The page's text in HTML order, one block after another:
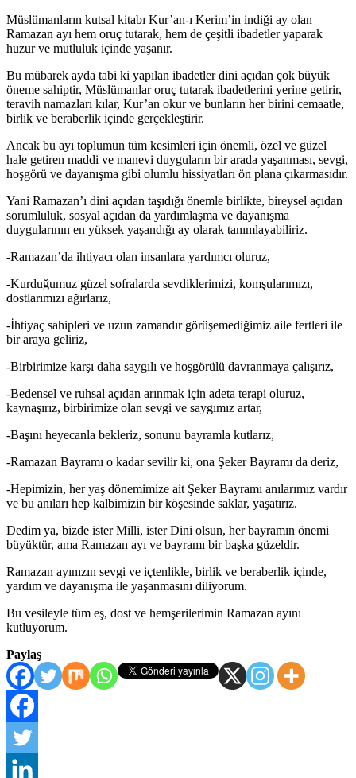
Müslümanların kutsal kitabı Kur’an-ı Kerim’in indiği ay olan
Ramazan ayı hem oruç tutarak, hem de çeşitli ibadetler yaparak
huzur ve mutluluk içinde yaşanır.
Bu mübarek ayda tabi ki yapılan ibadetler dini açıdan çok büyük
öneme sahiptir, Müslümanlar oruç tutarak ibadetlerini yerine getirir,
teravih namazları kılar, Kur’an okur ve bunların her birini cemaatle,
birlik ve beraberlik içinde gerçekleştirir.
Ancak bu ayı toplumun tüm kesimleri için önemli, özel ve güzel
hale getiren maddi ve manevi duyguların bir arada yaşanması, sevgi,
hoşgörü ve dayanışma gibi olumlu hissiyatları ön plana çıkarmasıdır.
Yani Ramazan’ı dini açıdan taşıdığı önemle birlikte, bireysel açıdan
sorumluluk, sosyal açıdan da yardımlaşma ve dayanışma
duygularının en yüksek yaşandığı ay olarak tanımlayabiliriz.
-Ramazan’da ihtiyacı olan insanlara yardımcı oluruz,
-Kurduğumuz güzel sofralarda sevdiklerimizi, komşularımızı,
dostlarımızı ağırlarız,
-İhtiyaç sahipleri ve uzun zamandır görüşemediğimiz aile fertleri ile
bir araya geliriz,
-Birbirimize karşı daha saygılı ve hoşgörülü davranmaya çalışırız,
-Bedensel ve ruhsal açıdan arınmak için adeta terapi oluruz,
kaynaşırız, birbirimize olan sevgi ve saygımız artar,
-Başını heyecanla bekleriz, sonunu bayramla kutlarız,
-Ramazan Bayramı o kadar sevilir ki, ona Şeker Bayramı da deriz,
-Hepimizin, her yaş dönemimize ait Şeker Bayramı anılarımız vardır
ve bu anıları hep kalbimizin bir köşesinde saklar, yaşatırız.
Dedim ya, bizde ister Milli, ister Dini olsun, her bayramın önemi
büyüktür, ama Ramazan ayı ve bayramı bir başka güzeldir.
Ramazan ayınızın sevgi ve içtenlikle, birlik ve beraberlik içinde,
yardım ve dayanışma ile yaşanmasını diliyorum.
Bu vesileyle tüm eş, dost ve hemşerilerimin Ramazan ayını
kutluyorum.
Paylaş